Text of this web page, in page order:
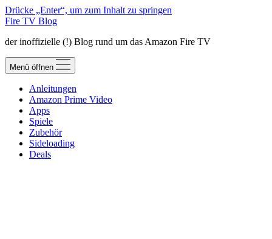
Drücke „Enter“, um zum Inhalt zu springen
Fire TV Blog
der inoffizielle (!) Blog rund um das Amazon Fire TV
Menü öffnen
Anleitungen
Amazon Prime Video
Apps
Spiele
Zubehör
Sideloading
Deals